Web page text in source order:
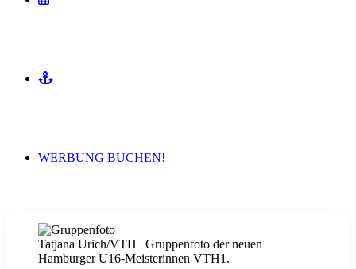
MITMACHEN
WERBUNG BUCHEN!
Tatjana Urich/VTH | Gruppenfoto der neuen
Hamburger U16-Meisterinnen VTH1.